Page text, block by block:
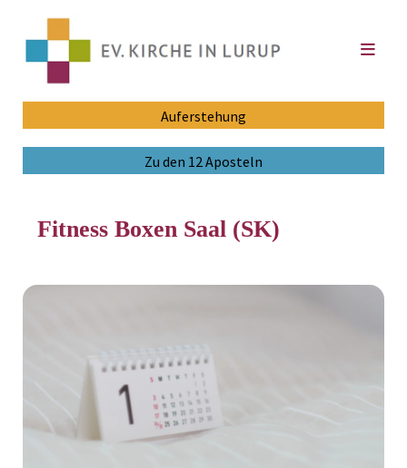
Auferstehung
Zu den 12 Aposteln
Fitness Boxen Saal (SK)